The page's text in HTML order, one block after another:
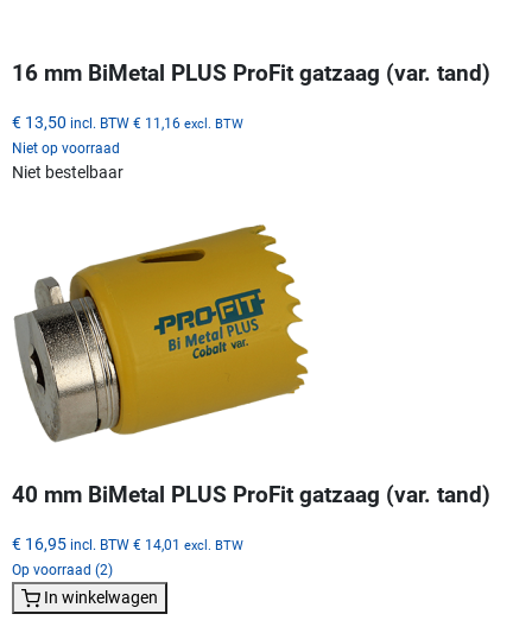
16 mm BiMetal PLUS ProFit gatzaag (var. tand)
€ 13,50 incl. BTW € 11,16 excl. BTW
Niet op voorraad
Niet bestelbaar
40 mm BiMetal PLUS ProFit gatzaag (var. tand)
€ 16,95 incl. BTW € 14,01 excl. BTW
Op voorraad (2)
In winkelwagen